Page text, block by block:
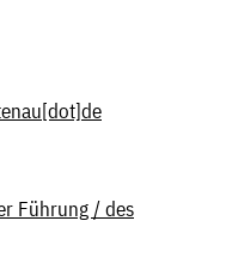
Führung / des